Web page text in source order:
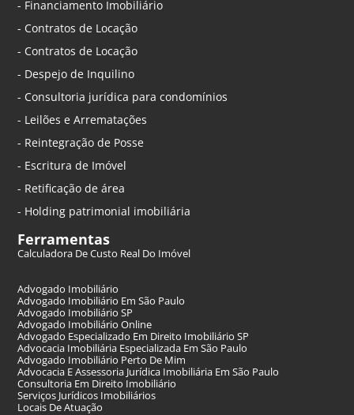
- Financiamento Imobiliário
- Contratos de Locação
- Contratos de Locação
- Despejo de Inquilino
- Consultoria jurídica para condomínios
- Leilões e Arrematações
- Reintegração de Posse
- Escritura de Imóvel
- Retificação de área
- Holding patrimonial imobiliária
Ferramentas
Calculadora De Custo Real Do Imóvel
Advogado Imobiliário
Advogado Imobiliário Em São Paulo
Advogado Imobiliário SP
Advogado Imobiliário Online
Advogado Especializado Em Direito Imobiliário SP
Advocacia Imobiliária Especializada Em São Paulo
Advogado Imobiliário Perto De Mim
Advocacia E Assessoria Jurídica Imobiliária Em São Paulo
Consultoria Em Direito Imobiliário
Serviços Jurídicos Imobiliários
Locais De Atuação